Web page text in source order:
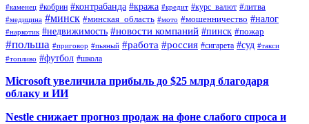
#каменец #кобрин #контрабанда #кража #кредит #курс_валют #литва
#медицина #минск #минская_область #мото #мошенничество #налог
#наркотик #недвижимость #новости компаний #пинск #пожар
#польша #приговор #пьяный #работа #россия #сигарета #суд #такси
#топливо #футбол #школа
Microsoft увеличила прибыль до $25 млрд благодаря
облаку и ИИ
Nestle снижает прогноз продаж на фоне слабого спроса и